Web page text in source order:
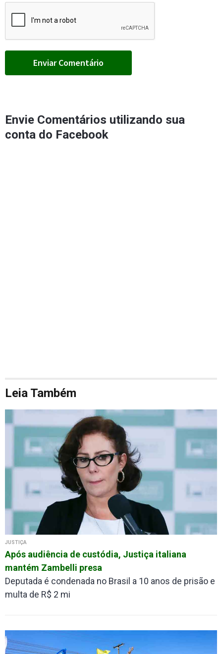
Envie Comentários utilizando sua
conta do Facebook
Leia Também
JUSTIÇA
Após audiência de custódia, Justiça italiana
mantém Zambelli presa
Deputada é condenada no Brasil a 10 anos de prisão e
multa de R$ 2 mi